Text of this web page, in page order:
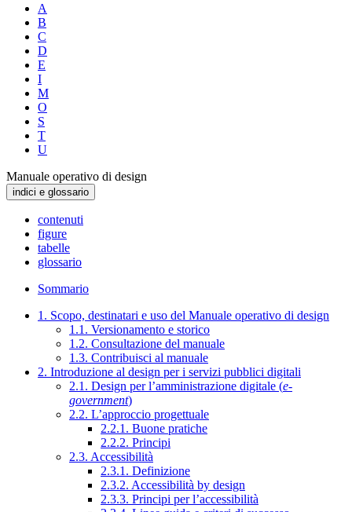
A
B
C
D
E
I
M
O
S
T
U
Manuale operativo di design
indici e glossario
contenuti
figure
tabelle
glossario
Sommario
1. Scopo, destinatari e uso del Manuale operativo di design
1.1. Versionamento e storico
1.2. Consultazione del manuale
1.3. Contribuisci al manuale
2. Introduzione al design per i servizi pubblici digitali
2.1. Design per l’amministrazione digitale (e-
government)
2.2. L’approccio progettuale
2.2.1. Buone pratiche
2.2.2. Principi
2.3. Accessibilità
2.3.1. Definizione
2.3.2. Accessibilità by design
2.3.3. Principi per l’accessibilità